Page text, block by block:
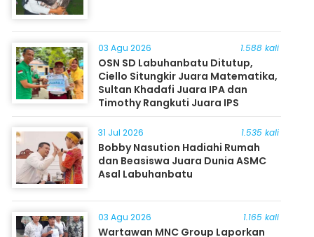
03 Agu 2026 1.588 kali
OSN SD Labuhanbatu Ditutup,
Ciello Situngkir Juara Matematika,
Sultan Khadafi Juara IPA dan
Timothy Rangkuti Juara IPS
31 Jul 2026 1.535 kali
Bobby Nasution Hadiahi Rumah
dan Beasiswa Juara Dunia ASMC
Asal Labuhanbatu
03 Agu 2026 1.165 kali
Wartawan MNC Group Laporkan